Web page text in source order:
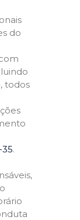
do
todos
35.